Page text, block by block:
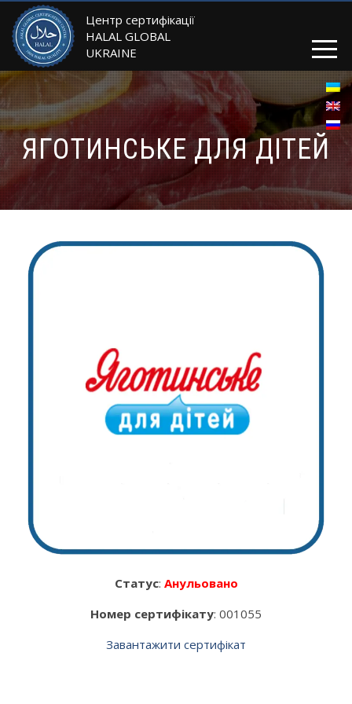
Центр сертифікації
HALAL GLOBAL
UKRAINE
ЯГОТИНСЬКЕ ДЛЯ ДІТЕЙ
Статус: Анульовано
Номер сертифікату: 001055
Завантажити сертифікат